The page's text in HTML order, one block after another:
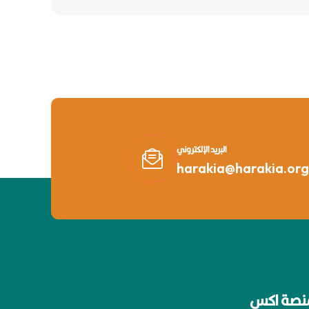
البريد الإلكتروني
اكس